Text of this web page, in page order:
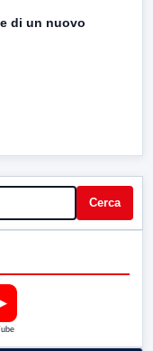
di un nuovo
Cerca